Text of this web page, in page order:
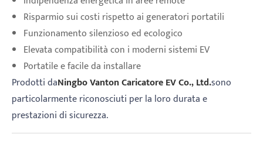
Risparmio sui costi rispetto ai generatori portatili
Funzionamento silenzioso ed ecologico
Elevata compatibilità con i moderni sistemi EV
Portatile e facile da installare
Prodotti daNingbo Vanton Caricatore EV Co., Ltd.sono
particolarmente riconosciuti per la loro durata e
prestazioni di sicurezza.